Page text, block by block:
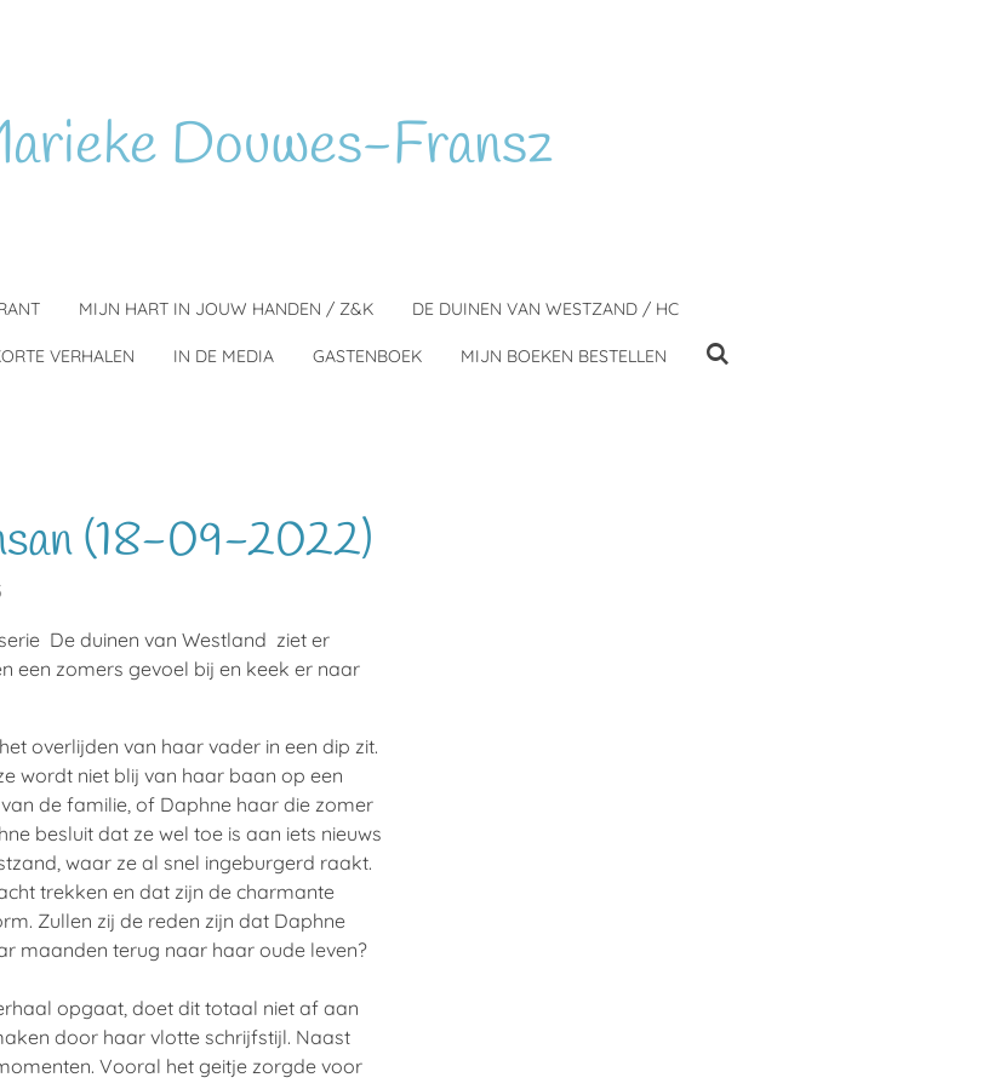
Douwes-Fransz
MIJN HART IN JOUW HANDEN / Z&K DE DUINEN VAN WESTZAND / HC
VERHALEN IN DE MEDIA GASTENBOEK MIJN BOEKEN BESTELLEN
(18-09-2022)
De duinen van Westland ziet er
een zomers gevoel bij en keek er naar
overlijden van haar vader in een dip zit.
wordt niet blij van haar baan op een
de familie, of Daphne haar die zomer
besluit dat ze wel toe is aan iets nieuws
waar ze al snel ingeburgerd raakt.
trekken en dat zijn de charmante
Zullen zij de reden zijn dat Daphne
maanden terug naar haar oude leven?
opgaat, doet dit totaal niet af aan
door haar vlotte schrijfstijl. Naast
Vooral het geitje zorgde voor